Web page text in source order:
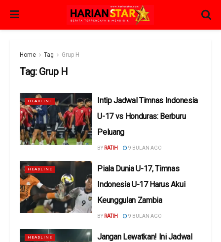
Home Tag Grup H
Tag: Grup H
HEADLINE
Intip Jadwal Timnas Indonesia
U-17 vs Honduras: Berburu
Peluang
BY RATIH 9 BULAN AGO
HEADLINE
Piala Dunia U-17, Timnas
Indonesia U-17 Harus Akui
Keunggulan Zambia
BY RATIH 9 BULAN AGO
HEADLINE
Jangan Lewatkan! Ini Jadwal